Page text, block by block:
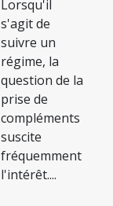
Lorsqu'il
s'agit de
suivre un
régime, la
question de la
prise de
compléments
suscite
fréquemment
l'intérêt....